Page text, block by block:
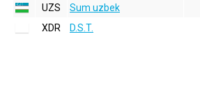
UZS
Sum uzbek
XDR
D.S.T.